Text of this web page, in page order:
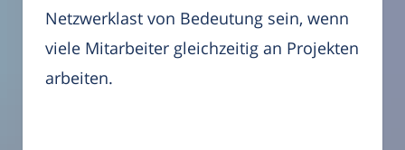
Netzwerklast von Bedeutung sein, wenn
viele Mitarbeiter gleichzeitig an Projekten
arbeiten.